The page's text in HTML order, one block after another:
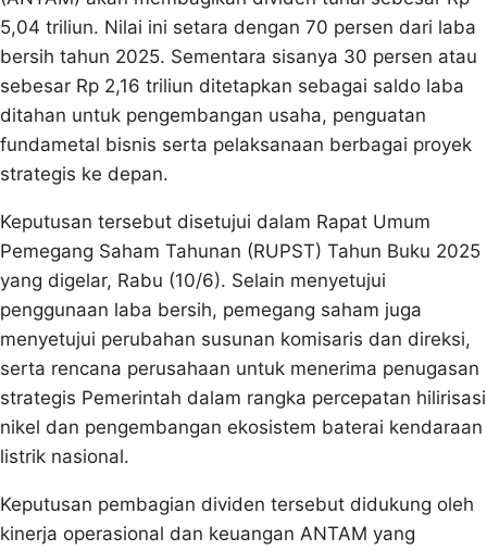
5,04 triliun. Nilai ini setara dengan 70 persen dari laba
bersih tahun 2025. Sementara sisanya 30 persen atau
sebesar Rp 2,16 triliun ditetapkan sebagai saldo laba
ditahan untuk pengembangan usaha, penguatan
fundametal bisnis serta pelaksanaan berbagai proyek
strategis ke depan.
Keputusan tersebut disetujui dalam Rapat Umum
Pemegang Saham Tahunan (RUPST) Tahun Buku 2025
yang digelar, Rabu (10/6). Selain menyetujui
penggunaan laba bersih, pemegang saham juga
menyetujui perubahan susunan komisaris dan direksi,
serta rencana perusahaan untuk menerima penugasan
strategis Pemerintah dalam rangka percepatan hilirisasi
nikel dan pengembangan ekosistem baterai kendaraan
listrik nasional.
Keputusan pembagian dividen tersebut didukung oleh
kinerja operasional dan keuangan ANTAM yang